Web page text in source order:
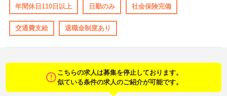
年間休日110日以上 日勤のみ 社会保険完備
交通費支給 退職金制度あり
こちらの求人は募集を停止しております。
似ている条件の求人のご紹介が可能です。